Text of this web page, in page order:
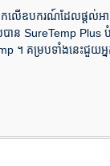
ែកលើឧបករណ៍ដែលផ្តល់អ
ាន SureTemp Plus បំ
។ គម្របទាំងនេះជួយអ្ន